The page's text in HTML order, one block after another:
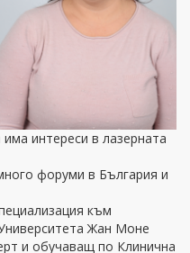
интереси в лазерната
форуми в България и
към
Жан Моне
и обучаващ по Клинична